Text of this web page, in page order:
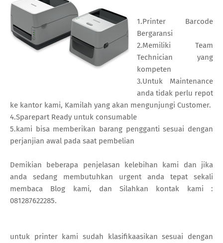
1.Printer Barcode
Bergaransi
2.Memiliki Team
Technician yang
kompeten
3.Untuk Maintenance
anda tidak perlu repot
ke kantor kami, Kamilah yang akan mengunjungi Customer.
4.Sparepart Ready untuk consumable
5.kami bisa memberikan barang pengganti sesuai dengan
perjanjian awal pada saat pembelian
Demikian beberapa penjelasan kelebihan kami dan jika
anda sedang membutuhkan urgent anda tepat sekali
membaca Blog kami, dan Silahkan kontak kami :
081287622285.
untuk printer kami sudah klasifikaasikan sesuai dengan